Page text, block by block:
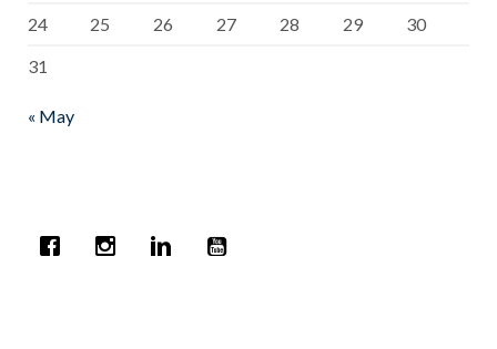
24 25 26 27 28 29
30
31
« May